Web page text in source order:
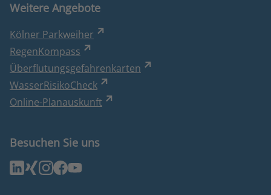
Weitere Angebote
Kölner Parkweiher
RegenKompass
Überflutungsgefahrenkarten
WasserRisikoCheck
Online-Planauskunft
Besuchen Sie uns